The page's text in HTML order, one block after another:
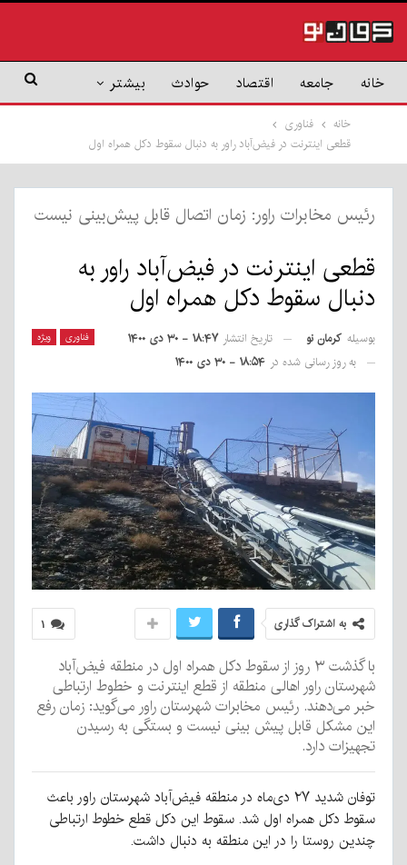
خانه جامعه اقتصاد حوادث بیشتر
خانه
فناوری
قطعی اینترنت در فیض‌آباد راور به دنبال سقوط دکل همراه اول
رئیس مخابرات راور: زمان اتصال قابل پیش‌بینی نیست
قطعی اینترنت در فیض‌آباد راور به
دنبال سقوط دکل همراه اول
فناوری ویژه بوسیله کرمان نو تاریخ انتشار ۱۸:۴۷ - ۳۰ دی ۱۴۰۰
به روز رسانی شده در ۱۸:۵۴ - ۳۰ دی ۱۴۰۰
۱ به اشتراک گذاری
با گذشت ۳ روز از سقوط دکل همراه اول در منطقه فیض‌آباد
شهرستان راور اهالی منطقه از قطع اینترنت و خطوط ارتباطی
خبر می‌دهند. رئیس مخابرات شهرستان راور می‌گوید: زمان رفع
این مشکل قابل پیش بینی نیست و بستگی به رسیدن
تجهیزات دارد.
توفان شدید ۲۷ دی‌ماه در منطقه فیض‌آباد شهرستان راور باعث
سقوط دکل همراه اول شد. سقوط این دکل قطع خطوط ارتباطی
چندین روستا را در این منطقه به دنبال داشت.